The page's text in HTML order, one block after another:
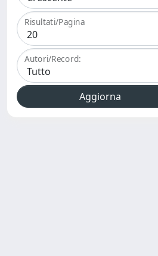
Risultati/Pagina
Autori/Record: